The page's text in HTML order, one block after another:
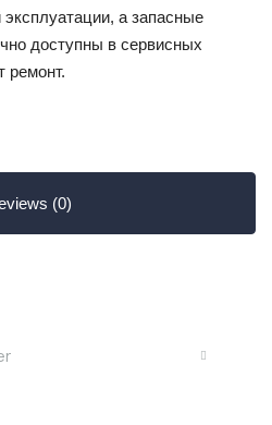
а запасные
доступны в сервисных
ремонт.
(0)